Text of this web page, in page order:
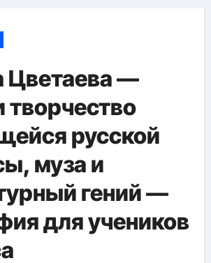
Цветаева —
творчество
русской
муза и
гений —
для учеников